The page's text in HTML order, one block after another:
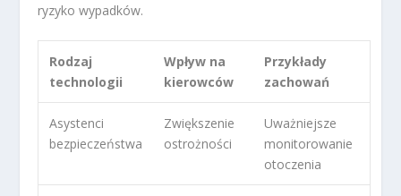
ryzyko wypadków.
Rodzaj
technologii
Wpływ na
kierowców
Przykłady
zachowań
Asystenci
bezpieczeństwa
Zwiększenie
ostrożności
Uważniejsze
monitorowanie
otoczenia